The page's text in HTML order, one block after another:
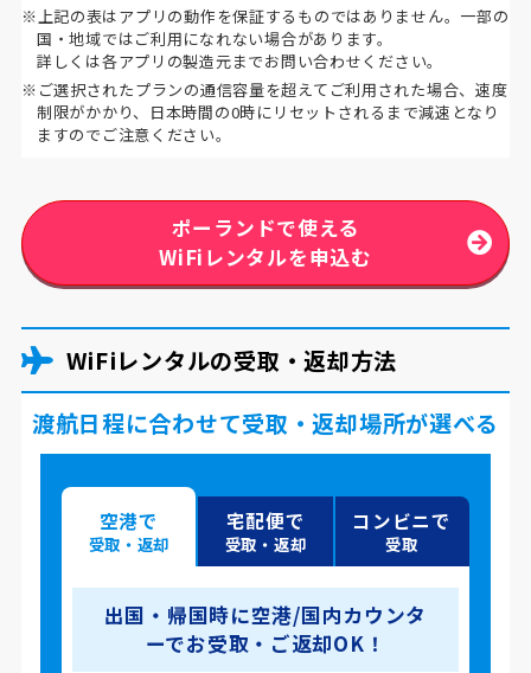
※上記の表はアプリの動作を保証するものではありません。一部の
国・地域ではご利用になれない場合があります。
詳しくは各アプリの製造元までお問い合わせください。
※ご選択されたプランの通信容量を超えてご利用された場合、速度
制限がかかり、日本時間の0時にリセットされるまで減速となり
ますのでご注意ください。
ポーランドで使える
WiFiレンタルを申込む
WiFiレンタルの受取・返却方法
渡航日程に合わせて受取・返却場所が選べる
空港で
受取・返却
宅配便で
受取・返却
コンビニで
受取
出国・帰国時に空港/国内カウンタ
ーでお受取・ご返却OK！